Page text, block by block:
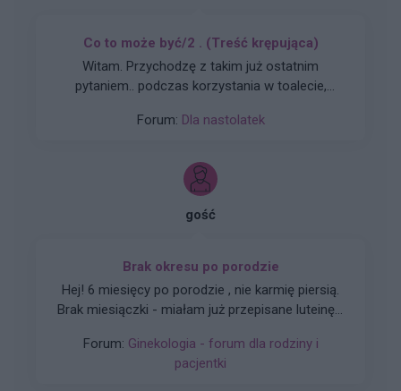
Co to może być/2 . (Treść krępująca)
Witam. Przychodzę z takim już ostatnim
pytaniem.. podczas korzystania w toalecie,
ból (ostry , kłujący , bardziej w środku odbytu).
może być ?? . Liczę na pozytywne komentarze ,
z góry dzięki. Czasami mogę nie odpisywać ,
Forum: Dla nastolatek
gość
Brak okresu po porodzie
Hej! 6 miesięcy po porodzie , nie karmię piersią.
Brak miesiączki - miałam już przepisane luteinę l,
systen 50 i ponownie luteinę, które również
okresu nie wywołały. Plastry odklejały się.
Forum: Ginekologia - forum dla rodziny i
pacjentki